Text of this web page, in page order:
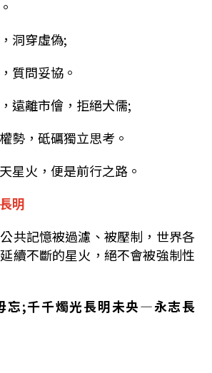
洞穿虛偽;
質問妥協。
遠離市儈，拒絕犬儒;
勢，砥礪獨立思考。
星火，便是前行之路。
明
共記憶被過濾、被壓制，世界各
續不斷的星火，絕不會被強制性
忘;千千燭光長明未央—永志長